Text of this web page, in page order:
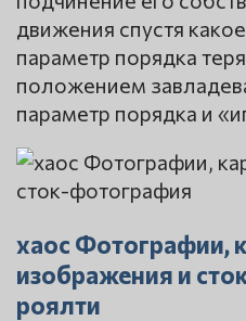
движения спустя
параметр порядка
положением
параметр порядка и
хаос Фотографии,
изображения и
роялти